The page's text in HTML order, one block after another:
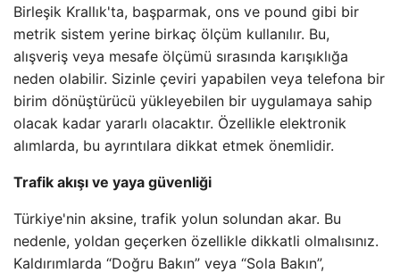
Birleşik Krallık'ta, başparmak, ons ve pound gibi bir
metrik sistem yerine birkaç ölçüm kullanılır. Bu,
alışveriş veya mesafe ölçümü sırasında karışıklığa
neden olabilir. Sizinle çeviri yapabilen veya telefona bir
birim dönüştürücü yükleyebilen bir uygulamaya sahip
olacak kadar yararlı olacaktır. Özellikle elektronik
alımlarda, bu ayrıntılara dikkat etmek önemlidir.
Trafik akışı ve yaya güvenliği
Türkiye'nin aksine, trafik yolun solundan akar. Bu
nedenle, yoldan geçerken özellikle dikkatli olmalısınız.
Kaldırımlarda “Doğru Bakın” veya “Sola Bakın”,